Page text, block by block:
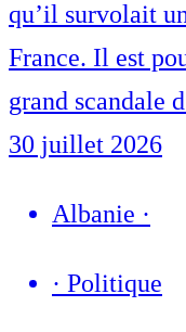
qu’il survolait
France. Il est
grand scandale
30 juillet 2026
Albanie ·
· Politique